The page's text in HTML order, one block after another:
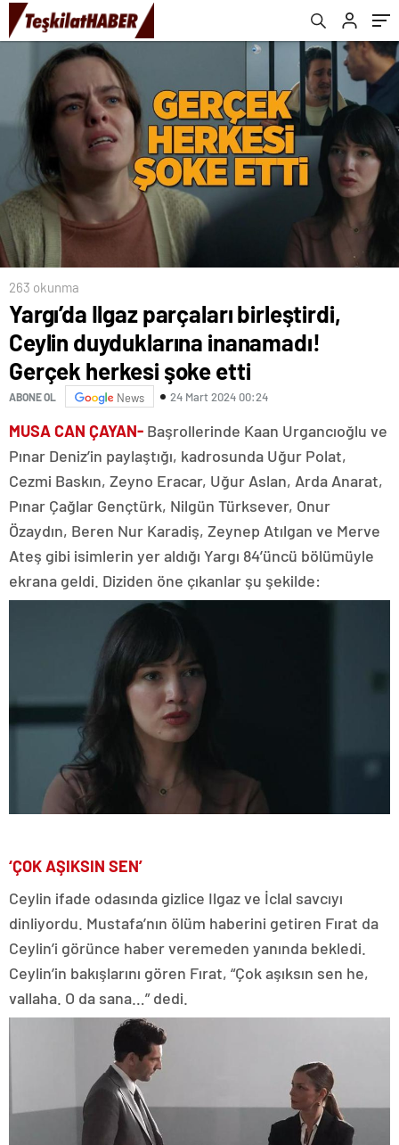
şoke etti
263 okunma
Yargı’da Ilgaz parçaları birleştirdi,
Ceylin duyduklarına inanamadı!
Gerçek herkesi şoke etti
ABONE OL News 24 Mart 2024 00:24
MUSA CAN ÇAYAN- Başrollerinde Kaan Urgancıoğlu ve
Pınar Deniz’in paylaştığı, kadrosunda Uğur Polat,
Cezmi Baskın, Zeyno Eracar, Uğur Aslan, Arda Anarat,
Pınar Çağlar Gençtürk, Nilgün Türksever, Onur
Özaydın, Beren Nur Karadiş, Zeynep Atılgan ve Merve
Ateş gibi isimlerin yer aldığı Yargı 84’üncü bölümüyle
ekrana geldi. Diziden öne çıkanlar şu şekilde:
‘ÇOK AŞIKSIN SEN’
Ceylin ifade odasında gizlice Ilgaz ve İclal savcıyı
dinliyordu. Mustafa’nın ölüm haberini getiren Fırat da
Ceylin’i görünce haber veremeden yanında bekledi.
Ceylin’in bakışlarını gören Fırat, “Çok aşıksın sen he,
vallaha. O da sana…” dedi.